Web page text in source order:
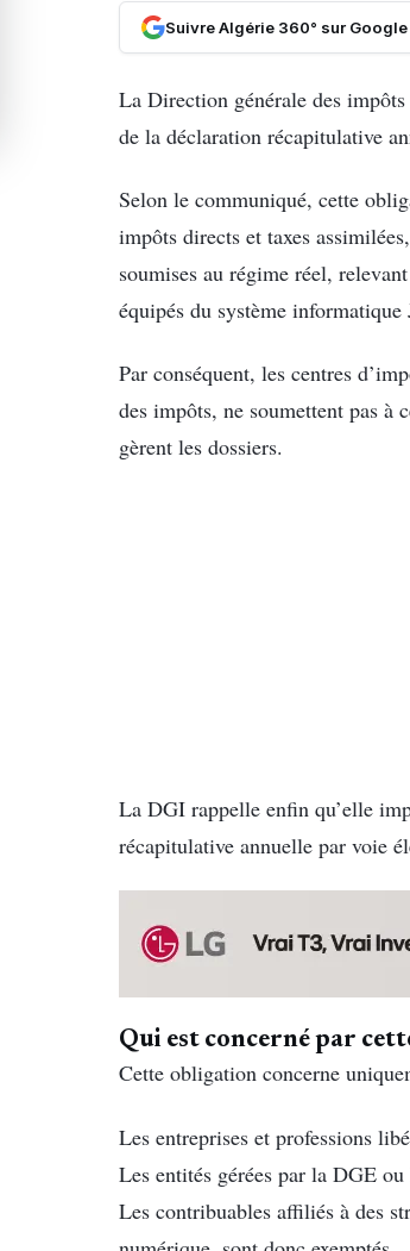
Suivre Algérie 360° sur
La Direction générale des
de la déclaration récapitulative
Selon le communiqué, cette
impôts directs et taxes
soumises au régime réel,
équipés du système informatique
Par conséquent, les centres
des impôts, ne soumettent pas
gèrent les dossiers.
La DGI rappelle enfin qu’elle
récapitulative annuelle par voie
Qui est concerné par
Cette obligation concerne
Les entreprises et professions
Les entités gérées par la DGE
Les contribuables affiliés à des